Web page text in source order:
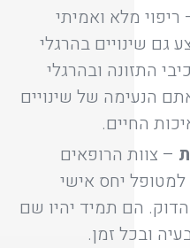
ריפוי מלא ואמיתי
שינויים בהרגלי
התזונה ובהרגלי
הנעימה של שינויים
החיים.
– צוות הרופאים
למטופל יחס אישי
הם תמיד יהיו שם
ובכל זמן.